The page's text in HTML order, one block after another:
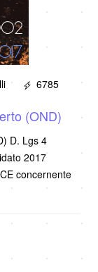
6785
(OND)
D. Lgs 4
2017
concernente